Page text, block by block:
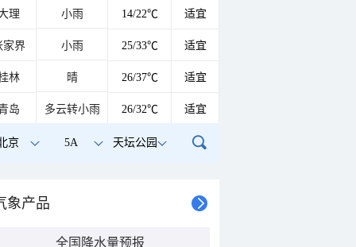
理 小雨 14/22℃ 适宜
家界 小雨 25/33℃ 适宜
林 晴 26/37℃ 适宜
岛 多云转小雨 26/32℃ 适宜
京 5A 天坛公园
象产品
全国降水量预报